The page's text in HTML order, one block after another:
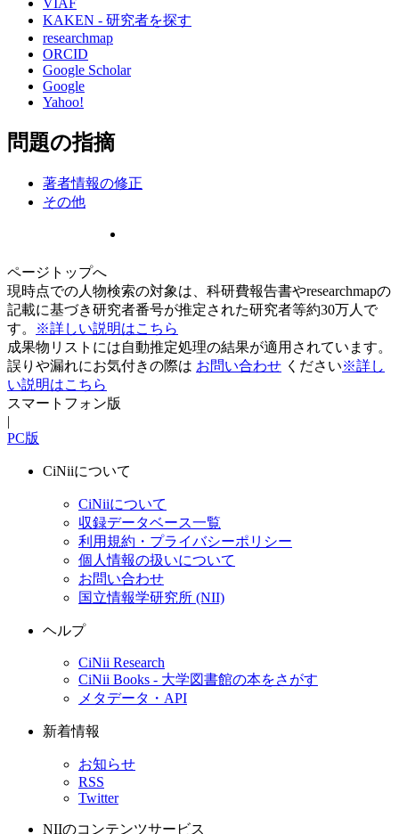
KAKEN - 研究者を探す
researchmap
ORCID
Google Scholar
Google
Yahoo!
問題の指摘
著者情報の修正
その他
ページトップへ
現時点での人物検索の対象は、科研費報告書やresearchmapの
記載に基づき研究者番号が推定された研究者等約30万人で
す。
※詳しい説明はこちら
成果物リストには自動推定処理の結果が適用されています。
誤りや漏れにお気付きの際は お問い合わせ ください※詳し
い説明はこちら
スマートフォン版
|
PC版
CiNiiについて
CiNiiについて
収録データベース一覧
利用規約・プライバシーポリシー
個人情報の扱いについて
お問い合わせ
国立情報学研究所 (NII)
ヘルプ
CiNii Research
CiNii Books - 大学図書館の本をさがす
メタデータ・API
新着情報
お知らせ
RSS
Twitter
NIIのコンテンツサービス